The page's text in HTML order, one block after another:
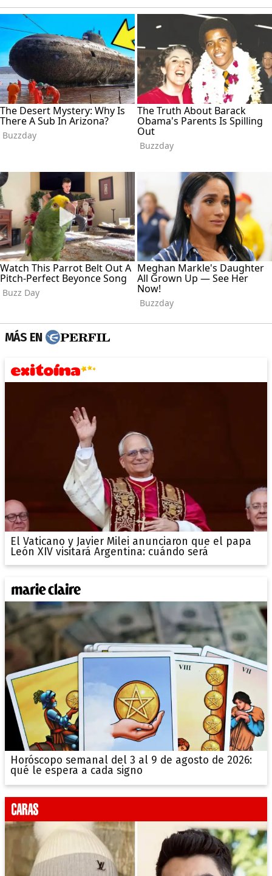
MÁS EN
El Vaticano y Javier Milei anunciaron que el papa
León XIV visitará Argentina: cuándo será
Horóscopo semanal del 3 al 9 de agosto de 2026:
qué le espera a cada signo